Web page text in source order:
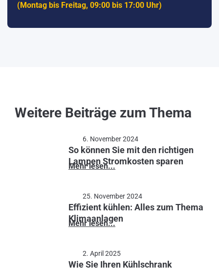
(Montag bis Freitag, 09:00 bis 17:00 Uhr)
Weitere Beiträge zum Thema
So können Sie mit den richtigen
Lampen Stromkosten sparen
6. November 2024
Mehr lesen...
Effizient kühlen: Alles zum Thema
Klimaanlagen
25. November 2024
Mehr lesen...
Wie Sie Ihren Kühlschrank
2. April 2025